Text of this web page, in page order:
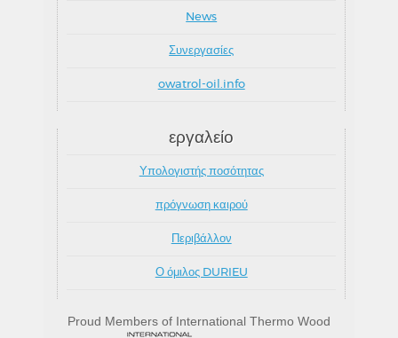
News
Συνεργασίες
owatrol-oil.info
εργαλείο
Υπολογιστής ποσότητας
πρόγνωση καιρού
Περιβάλλον
Ο όμιλος DURIEU
Proud Members of International Thermo Wood